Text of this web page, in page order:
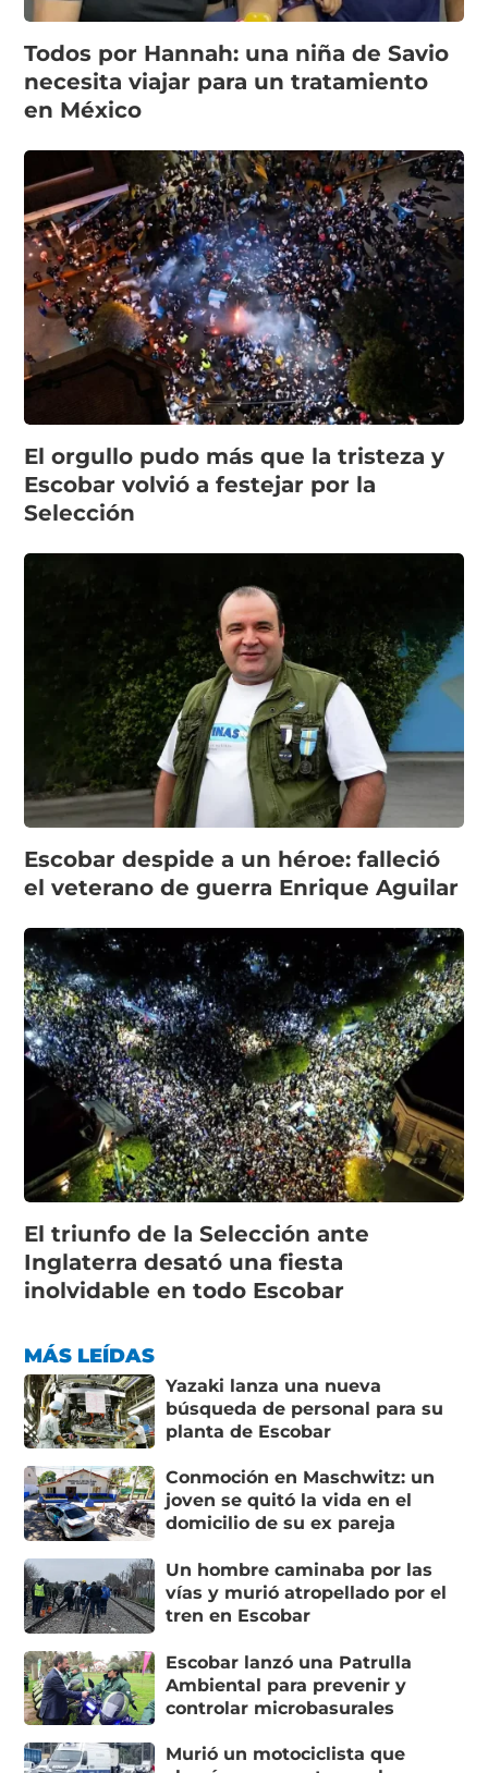
Todos por Hannah: una niña de Savio
necesita viajar para un tratamiento
en México
El orgullo pudo más que la tristeza y
Escobar volvió a festejar por la
Selección
Escobar despide a un héroe: falleció
el veterano de guerra Enrique Aguilar
El triunfo de la Selección ante
Inglaterra desató una fiesta
inolvidable en todo Escobar
MÁS LEÍDAS
Yazaki lanza una nueva
búsqueda de personal para su
planta de Escobar
Conmoción en Maschwitz: un
joven se quitó la vida en el
domicilio de su ex pareja
Un hombre caminaba por las
vías y murió atropellado por el
tren en Escobar
Escobar lanzó una Patrulla
Ambiental para prevenir y
controlar microbasurales
Murió un motociclista que